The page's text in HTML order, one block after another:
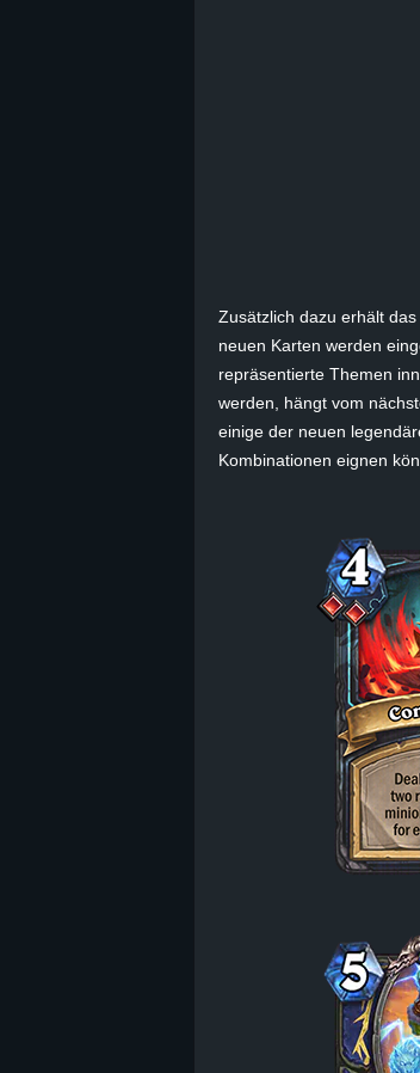
Zusätzlich dazu erhält
neuen Karten werden
repräsentierte Themen
werden, hängt vom
einige der neuen
Kombinationen eignen